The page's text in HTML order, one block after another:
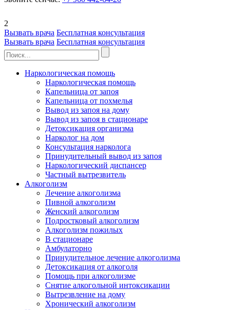
2
Вызвать врача Бесплатная консультация
Вызвать врача Бесплатная консультация
Наркологическая помощь
Наркологическая помощь
Капельница от запоя
Капельница от похмелья
Вывод из запоя на дому
Вывод из запоя в стационаре
Детоксикация организма
Нарколог на дом
Консультация нарколога
Принудительный вывод из запоя
Наркологический диспансер
Частный вытрезвитель
Алкоголизм
Лечение алкоголизма
Пивной алкоголизм
Женский алкоголизм
Подростковый алкоголизм
Алкоголизм пожилых
В стационаре
Амбулаторно
Принудительное лечение алкоголизма
Детоксикация от алкоголя
Помощь при алкоголизме
Снятие алкогольной интоксикации
Вытрезвление на дому
Хронический алкоголизм